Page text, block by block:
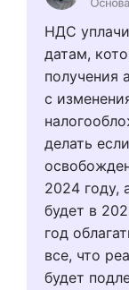
НДС
датам,
получения
с
делать
2024 году,
будет в
год
все, что
будет